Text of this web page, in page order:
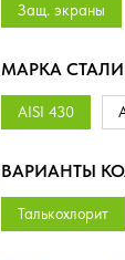
Защ. экраны
МАРКА
AISI 430
ВАРИАНТЫ
Талькохлорит